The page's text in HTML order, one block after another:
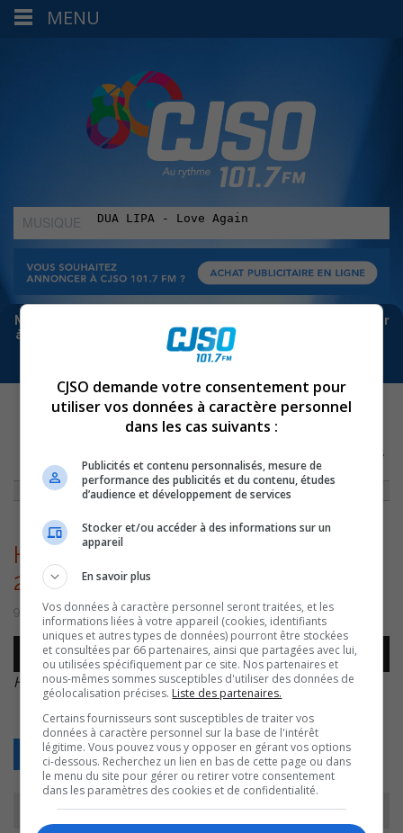
MUSIQUE
:
Meta bloque les infos sur Facebook. Pour ne rien manquer
à Sorel-Tracy et la région, abonne-toi à notre infolettre :
REGARD-SUR-LE-FLEUVE EN SOUVENIR DE NOS ÊTRES CHERS DISPARUS
HÉLÈNE PARIS – 20260609 – 20260609
Hélène Paris – 20260609 –
20260609
9 juin 2026 | Par Sylvain Rochon
Lecteur
audio
00:00 00:00
Hélène Paris – 20260609 – 20260609.
Retour
MENU
CJSO demande votre consentement pour
utiliser vos données à caractère personnel
dans les cas suivants :
Publicités et contenu personnalisés, mesure de
performance des publicités et du contenu, études
d’audience et développement de services
Stocker et/ou accéder à des informations sur un
appareil
En savoir plus
Vos données à caractère personnel seront traitées, et les
informations liées à votre appareil (cookies, identifiants
uniques et autres types de données) pourront être stockées
et consultées par 66 partenaires, ainsi que partagées avec lui,
ou utilisées spécifiquement par ce site. Nos partenaires et
nous-mêmes sommes susceptibles d'utiliser des données de
géolocalisation précises. Liste des partenaires.
Certains fournisseurs sont susceptibles de traiter vos
données à caractère personnel sur la base de l'intérêt
légitime. Vous pouvez vous y opposer en gérant vos options
ci-dessous. Recherchez un lien en bas de cette page ou dans
le menu du site pour gérer ou retirer votre consentement
dans les paramètres des cookies et de confidentialité.